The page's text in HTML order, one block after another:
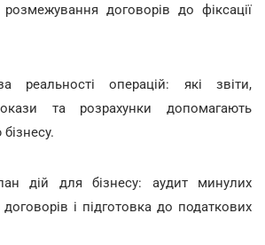
договорів до фіксації
реальності операцій: які звіти,
та розрахунки допомагають
дій для бізнесу: аудит минулих
договорів і підготовка до податкових